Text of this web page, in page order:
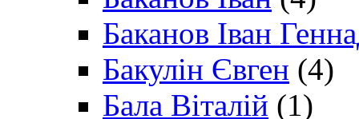
Баканов Іван
Бакулін Євген (4)
Бала Віталій (1)